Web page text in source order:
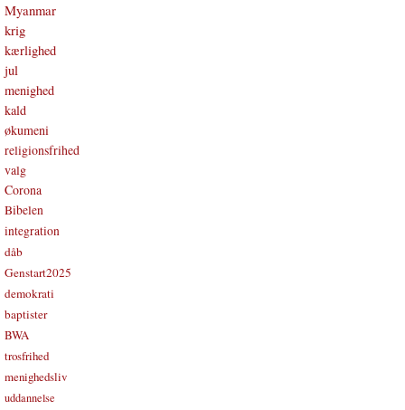
Myanmar
krig
kærlighed
jul
menighed
kald
økumeni
religionsfrihed
valg
Corona
Bibelen
integration
dåb
Genstart2025
demokrati
baptister
BWA
trosfrihed
menighedsliv
uddannelse